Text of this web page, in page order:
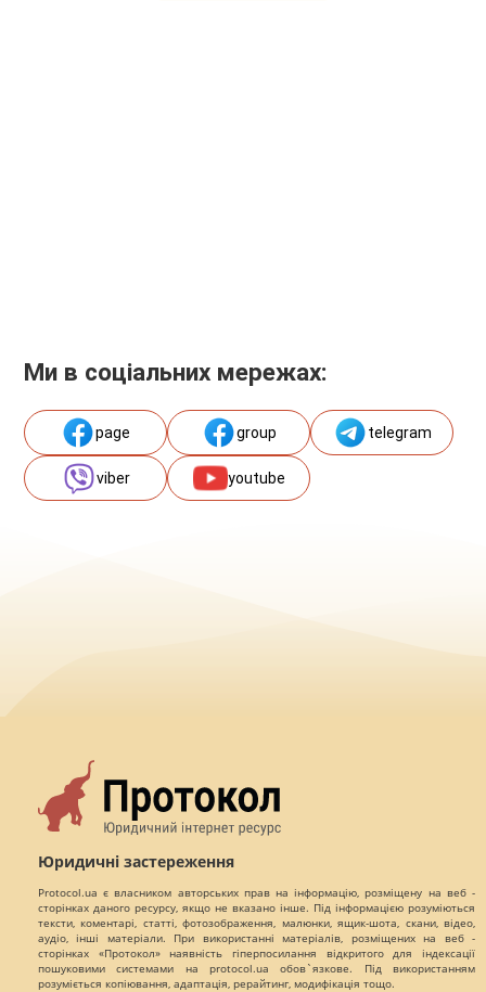
Ми в соціальних мережах:
page group telegram
viber youtube
Юридичні застереження
Protocol.ua є власником авторських прав на інформацію, розміщену на веб -
сторінках даного ресурсу, якщо не вказано інше. Під інформацією розуміються
тексти, коментарі, статті, фотозображення, малюнки, ящик-шота, скани, відео,
аудіо, інші матеріали. При використанні матеріалів, розміщених на веб -
сторінках «Протокол» наявність гіперпосилання відкритого для індексації
пошуковими системами на protocol.ua обов`язкове. Під використанням
розуміється копіювання, адаптація, рерайтинг, модифікація тощо.